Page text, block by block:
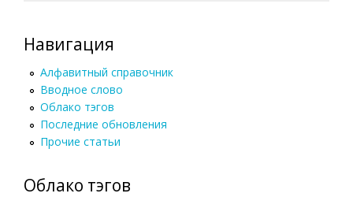
Навигация
Алфавитный справочник
Вводное слово
Облако тэгов
Последние обновления
Прочие статьи
Облако тэгов